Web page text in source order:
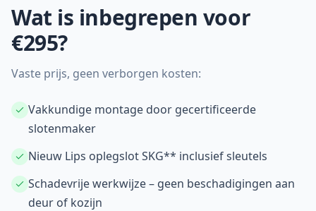
Wat is inbegrepen voor
€295?
Vaste prijs, geen verborgen kosten:
Vakkundige montage door gecertificeerde
slotenmaker
Nieuw Lips oplegslot SKG** inclusief sleutels
Schadevrije werkwijze – geen beschadigingen aan
deur of kozijn